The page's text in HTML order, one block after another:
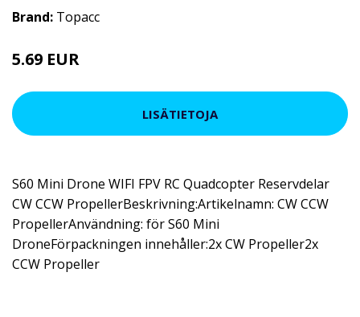
Brand: Topacc
5.69 EUR
LISÄTIETOJA
S60 Mini Drone WIFI FPV RC Quadcopter Reservdelar
CW CCW PropellerBeskrivning:Artikelnamn: CW CCW
PropellerAnvändning: för S60 Mini
DroneFörpackningen innehåller:2x CW Propeller2x
CCW Propeller